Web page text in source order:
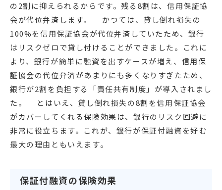
の2割に抑えられるからです。残る8割は、信用保証協
会が代位弁済します。 かつては、貸し倒れ損失の
100%を信用保証協会が代位弁済していたため、銀行
はリスクゼロで貸し付けることができました。これに
より、銀行が簡単に融資を出すケースが増え、信用保
証協会の代位弁済があまりにも多くなりすぎたため、
銀行が2割を負担する「責任共有制度」が導入されまし
た。 とはいえ、貸し倒れ損失の8割を信用保証協会
がカバーしてくれる保険効果は、銀行のリスク回避に
非常に役立ちます。これが、銀行が保証付融資を好む
最大の理由ともいえます。
保証付融資の保険効果